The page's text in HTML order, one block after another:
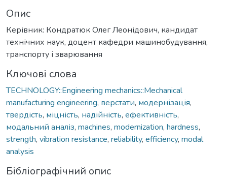
Опис
Керівник: Кондратюк Олег Леонідович, кандидат
технічних наук, доцент кафедри машинобудування,
транспорту і зварювання
Ключові слова
TECHNOLOGY::Engineering mechanics::Mechanical
manufacturing engineering, верстати, модернізація,
твердість, міцність, надійність, ефективність,
модальний аналіз, machines, modernization, hardness,
strength, vibration resistance, reliability, efficiency, modal
analysis
Бібліографічний опис